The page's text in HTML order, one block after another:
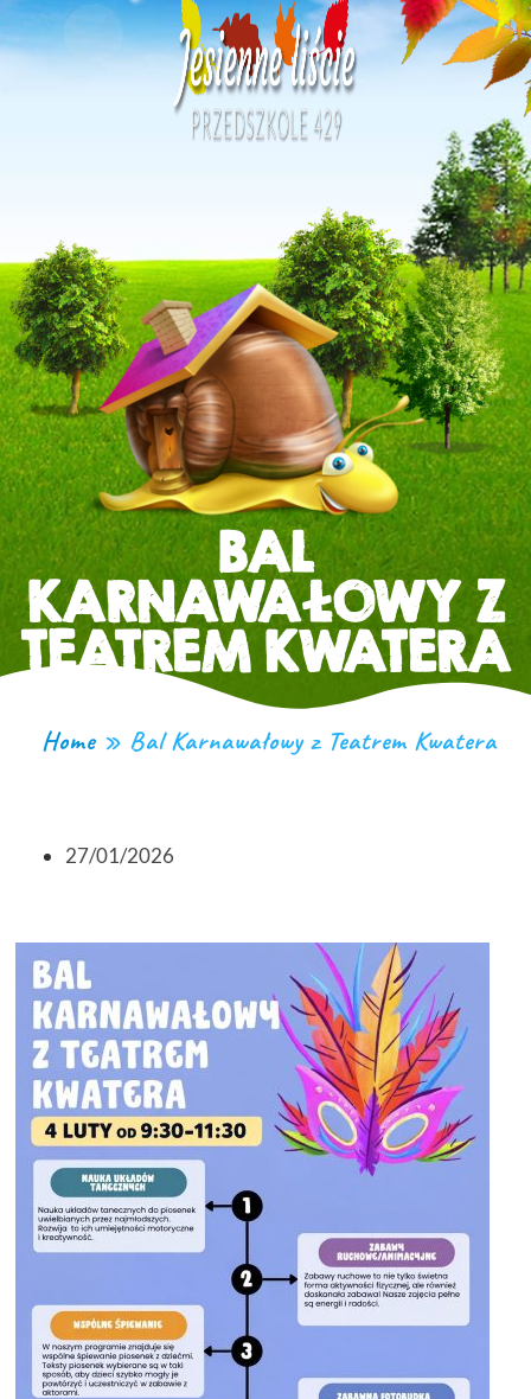
BAL
KARNAWAŁOWY Z
TEATREM KWATERA
Home» Bal Karnawałowy z Teatrem Kwatera
27/01/2026